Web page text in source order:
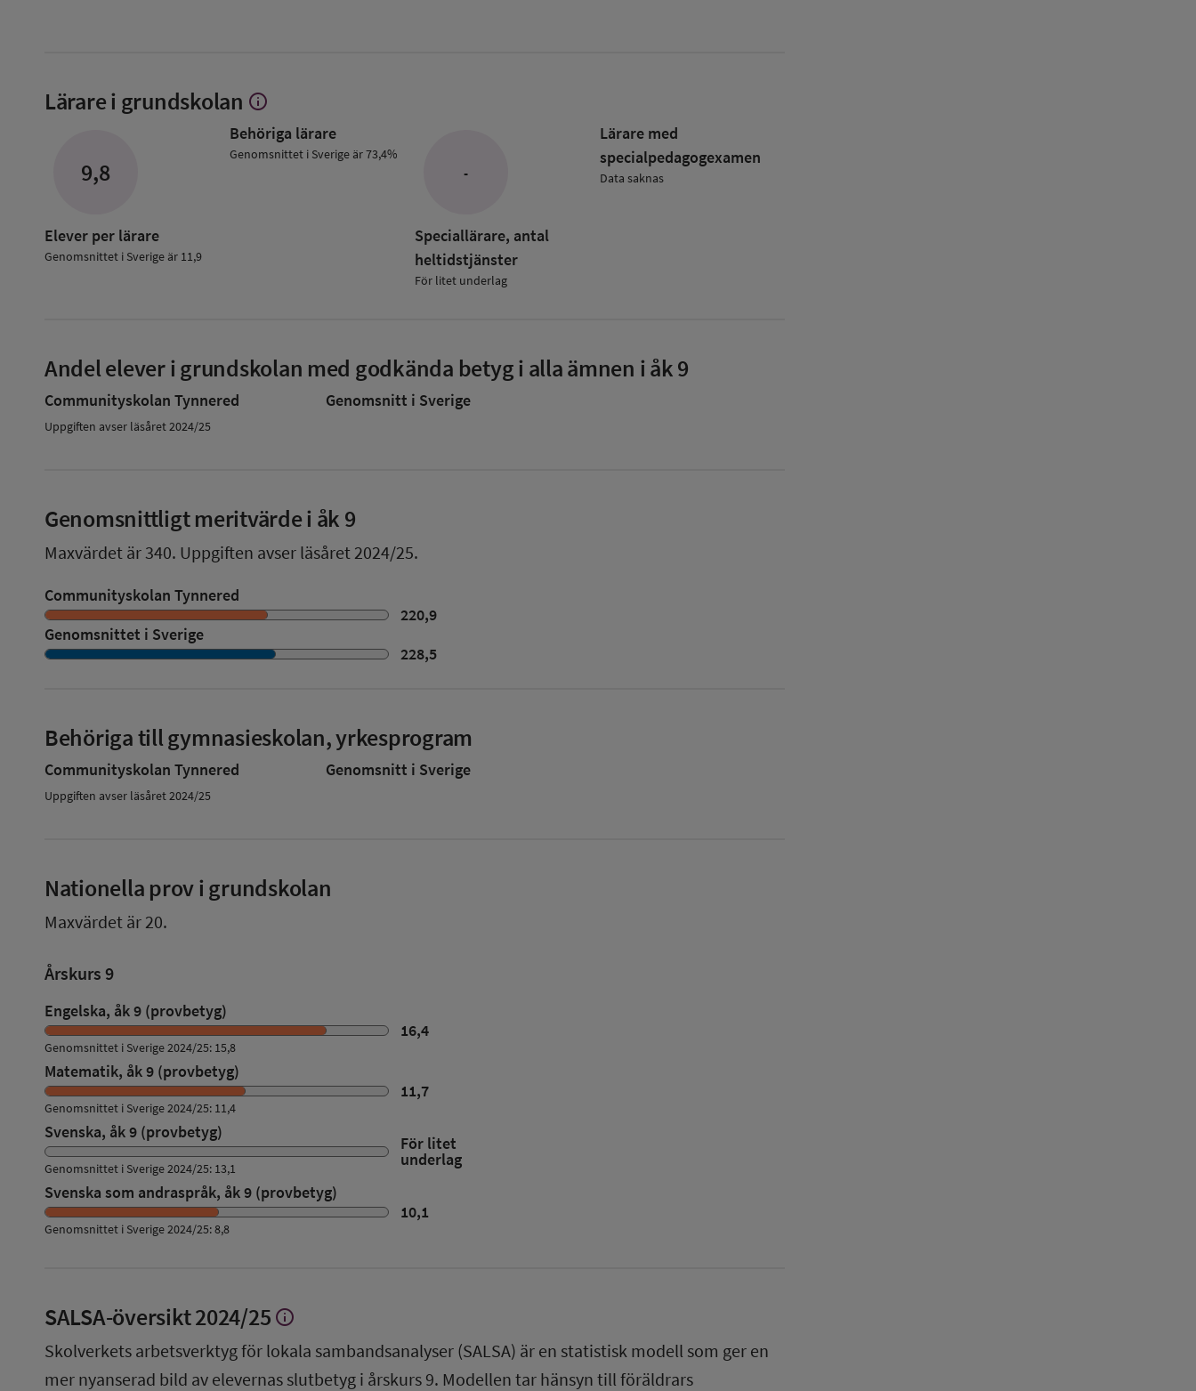
Lärare i grundskolan Visa
om
Lärare
info
9,8
Elever per lärare
Genomsnittet i Sverige är 11,9
Behöriga lärare
Genomsnittet i Sverige är 73,4%
-
Speciallärare, antal
heltidstjänster
För litet underlag
Lärare med
specialpedagog­examen
Data saknas
Andel elever i grundskolan med godkända betyg i alla ämnen i åk 9
Communityskolan Tynnered Genomsnitt i Sverige
Uppgiften avser läsåret 2024/25
Genomsnittligt meritvärde i åk 9
Maxvärdet är 340. Uppgiften avser läsåret 2024/25.
Communityskolan Tynnered
220,9
Genomsnittet i Sverige
228,5
Behöriga till gymnasieskolan, yrkesprogram
Communityskolan Tynnered Genomsnitt i Sverige
Uppgiften avser läsåret 2024/25
Nationella prov i grundskolan
Maxvärdet är 20.
Årskurs 9
Engelska, åk 9 (provbetyg)
16,4
Genomsnittet i Sverige 2024/25: 15,8
Matematik, åk 9 (provbetyg)
11,7
Genomsnittet i Sverige 2024/25: 11,4
Svenska, åk 9 (provbetyg)
För litet
underlag
Genomsnittet i Sverige 2024/25: 13,1
Svenska som andraspråk, åk 9 (provbetyg)
10,1
Genomsnittet i Sverige 2024/25: 8,8
SALSA-översikt2024/25 Visa
om
SALSA-
översikt
info
Skolverkets arbetsverktyg för lokala sambandsanalyser (SALSA) är en statistisk modell som ger en
mer nyanserad bild av elevernas slutbetyg i årskurs 9. Modellen tar hänsyn till föräldrars